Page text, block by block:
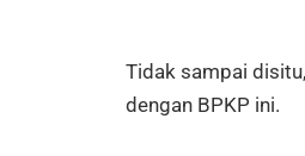
Tidak sampai
dengan BPKP ini.